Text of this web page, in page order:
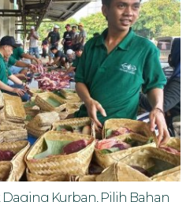
Kurban, Pilih Bahan